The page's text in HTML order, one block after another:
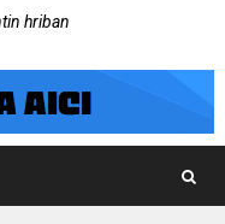
hriban